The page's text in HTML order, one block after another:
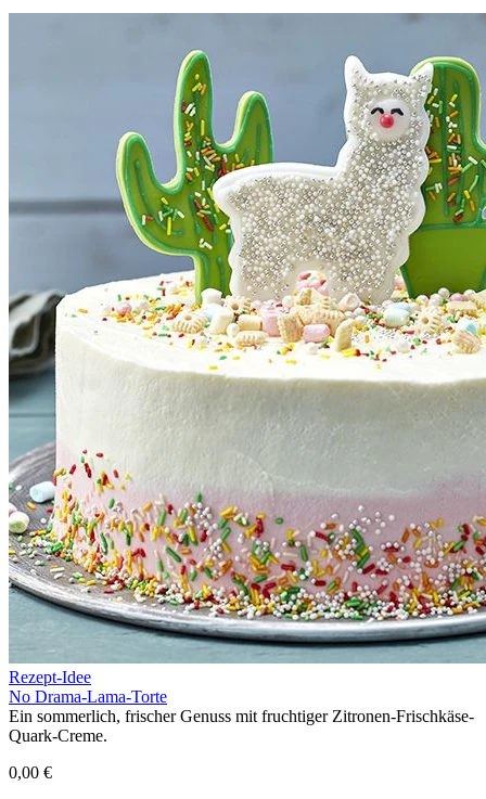
Rezept-Idee
No Drama-Lama-Torte
Ein sommerlich, frischer Genuss mit fruchtiger Zitronen-Frischkäse-
Quark-Creme.
0,00 €